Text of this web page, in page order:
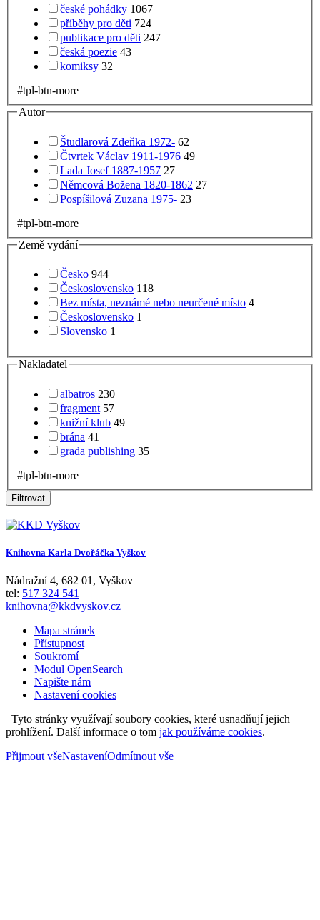
české pohádky 1067
příběhy pro děti 724
publikace pro děti 247
česká poezie 43
komiksy 32
#tpl-btn-more
Autor
Študlarová Zdeňka 1972- 62
Čtvrtek Václav 1911-1976 49
Lada Josef 1887-1957 27
Němcová Božena 1820-1862 27
Pospíšilová Zuzana 1975- 23
#tpl-btn-more
Země vydání
Česko 944
Československo 118
Bez místa, neznámé nebo neurčené místo 4
Československo 1
Slovensko 1
Nakladatel
albatros 230
fragment 57
knižní klub 49
brána 41
grada publishing 35
#tpl-btn-more
Filtrovat
Knihovna Karla Dvořáčka Vyškov
Nádražní 4, 682 01 , Vyškov
tel: 517 324 541
knihovna@kkdvyskov.cz
Mapa stránek
Přístupnost
Soukromí
Modul OpenSearch
Napište nám
Nastavení cookies
Tyto stránky využívají soubory cookies, které usnadňují jejich
prohlížení. Další informace o tom jak používáme cookies.
Přijmout všeNastaveníOdmítnout vše